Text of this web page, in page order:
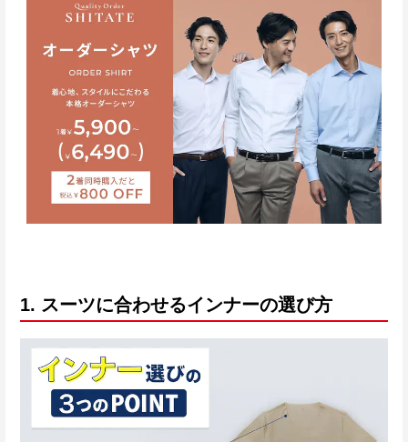
1. スーツに合わせるインナーの選び方